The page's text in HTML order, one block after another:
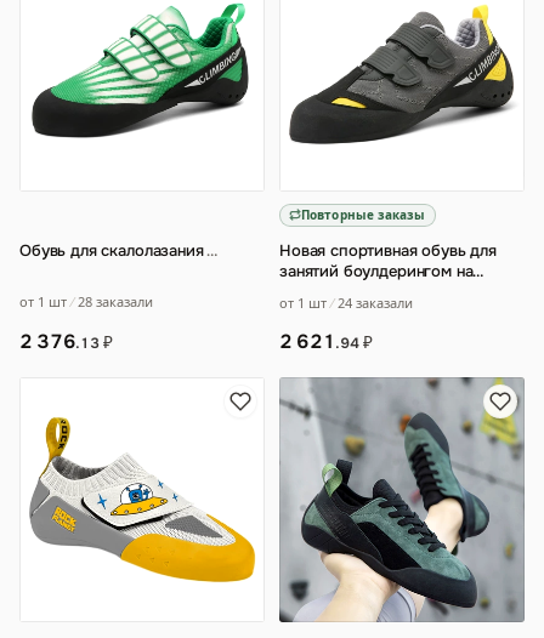
Обувь для скалолазания…
от 1 шт 28 заказали
2 376.13₽
Повторные заказы
Новая спортивная обувь для
занятий боулдерингом на
родителей и детей
от 1 шт 24 заказали
2 621 .94₽